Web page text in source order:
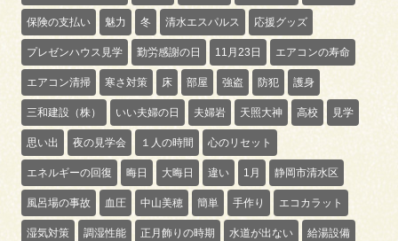
保険の支払い 魅力 冬 清水エスパルス 応援グッズ
プレゼンハウス見学 勤労感謝の日 11月23日 エアコンの寿命
エアコン清掃 寒さ対策 床 部屋 強盗 防犯 護身
三和建設（株） いい夫婦の日 夫婦岩 天照大神 高校 見学
思い出 夜の見学会 １人の時間 心のリセット
エネルギーの回復 晦日 大晦日 違い 1月 静岡市清水区
風呂場の事故 血圧 中山美穂 簡単 手作り エコカラット
湿気対策 調湿性能 正月飾りの時期 水道が出ない 給湯設備